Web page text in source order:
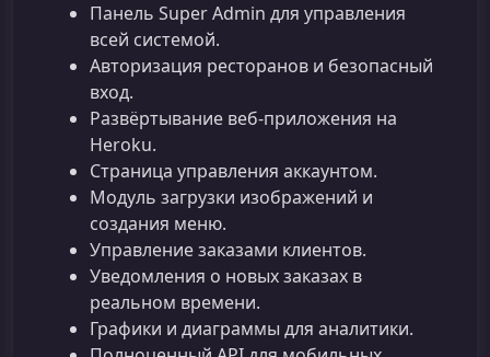
Панель Super Admin для управления
всей системой.
Авторизация ресторанов и безопасный
вход.
Развёртывание веб‑приложения на
Heroku.
Страница управления аккаунтом.
Модуль загрузки изображений и
создания меню.
Управление заказами клиентов.
Уведомления о новых заказах в
реальном времени.
Графики и диаграммы для аналитики.